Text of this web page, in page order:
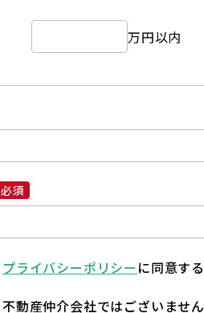
万円以内
必須
プライバシーポリシー に同意する
不動産仲介会社ではございません